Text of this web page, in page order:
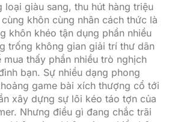
giàu sang, thu hút hàng triệu
khôn cùng nhân cách thức là
khôn khéo tận dụng phần nhiều
trống không gian giải trí thư dãn
thấy phần nhiều trò nghịch
bạn. Sự nhiều dạng phong
game bài xích thượng cổ tới
xây dựng sự lôi kéo táo tợn của
Nhưng điều gì đang chắc trãi